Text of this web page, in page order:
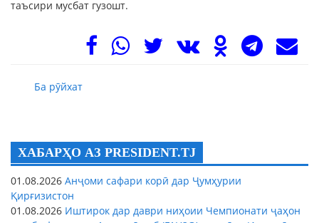
таъсири мусбат гузошт.
Ба рӯйхат
ХАБАРҲО АЗ PRESIDENT.TJ
01.08.2026 Анҷоми сафари корӣ дар Ҷумҳурии
Қирғизистон
01.08.2026 Иштирок дар даври ниҳоии Чемпионати ҷаҳон